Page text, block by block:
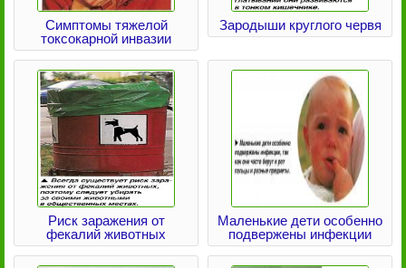
Симптомы тяжелой
токсокарной инвазии
Зародыши круглого червя
Риск заражения от
фекалий животных
Маленькие дети особенно
подвержены инфекции